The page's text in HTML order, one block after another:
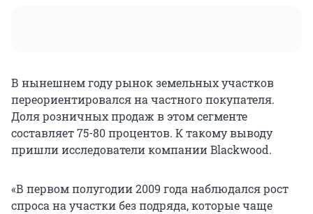
В нынешнем году рынок земельных участков
переориентировался на частного покупателя.
Доля розничных продаж в этом сегменте
составляет 75-80 процентов. К такому выводу
пришли исследователи компании Blackwood.
«В первом полугодии 2009 года наблюдался рост
спроса на участки без подряда, которые чаще